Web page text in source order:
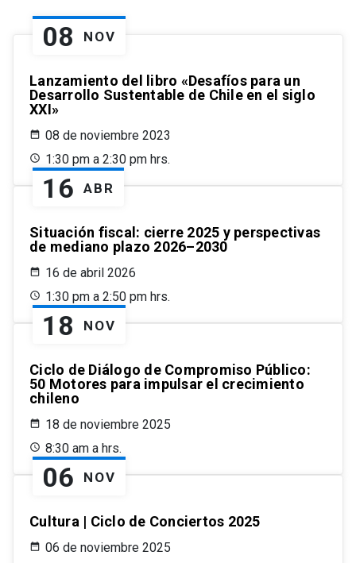
08 NOV
Lanzamiento del libro «Desafíos para un
Desarrollo Sustentable de Chile en el siglo
XXI»
08 de noviembre 2023
1:30 pm a 2:30 pm hrs.
16 ABR
Situación fiscal: cierre 2025 y perspectivas
de mediano plazo 2026–2030
16 de abril 2026
1:30 pm a 2:50 pm hrs.
18 NOV
Ciclo de Diálogo de Compromiso Público:
50 Motores para impulsar el crecimiento
chileno
18 de noviembre 2025
8:30 am a hrs.
06 NOV
Cultura | Ciclo de Conciertos 2025
06 de noviembre 2025